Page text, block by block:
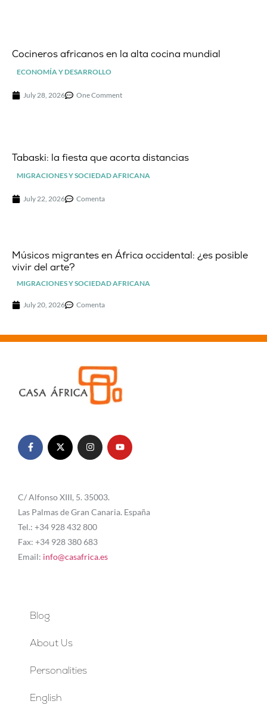
Cocineros africanos en la alta cocina mundial
ECONOMÍA Y DESARROLLO
July 28, 2026 One Comment
Tabaski: la fiesta que acorta distancias
MIGRACIONES Y SOCIEDAD AFRICANA
July 22, 2026 Comenta
Músicos migrantes en África occidental: ¿es posible
vivir del arte?
MIGRACIONES Y SOCIEDAD AFRICANA
July 20, 2026 Comenta
C/ Alfonso XIII, 5. 35003.
Las Palmas de Gran Canaria. España
Tel.: +34 928 432 800
Fax: +34 928 380 683
Email: info@casafrica.es
Blog
About Us
Personalities
English